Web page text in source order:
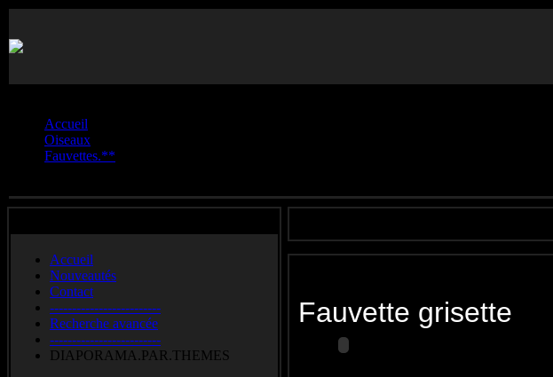
Accueil
Oiseaux
Fauvettes.**
Accueil
Nouveautés
Contact
-------------------------
Recherche avancée
-------------------------
DIAPORAMA.PAR.THEMES
Fauvette grisette